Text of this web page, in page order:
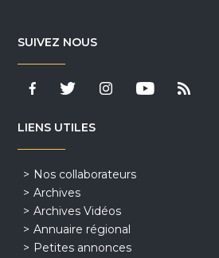
SUIVEZ NOUS
LIENS UTILES
Nos collaborateurs
Archives
Archives Vidéos
Annuaire régional
Petites annonces